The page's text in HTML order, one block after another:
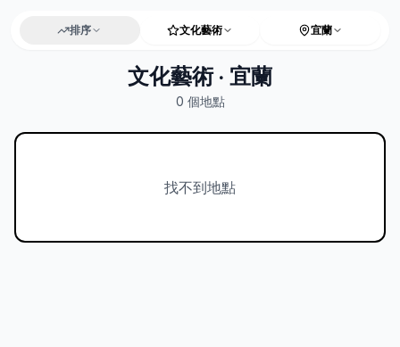
排序 文化藝術 宜蘭
文化藝術 · 宜蘭
0 個地點
找不到地點